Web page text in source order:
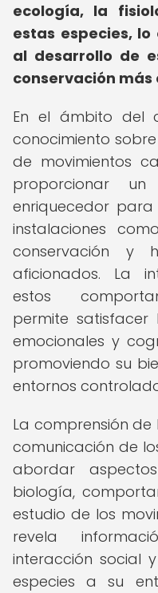
ecología, la
estas especies,
al desarrollo de
conservación más
En el ámbito del
conocimiento
de movimientos
proporcionar
enriquecedor
instalaciones
conservación y
aficionados. La
estos
permite satisfacer
emocionales y
promoviendo su
entornos
La comprensión
comunicación de
abordar
biología,
estudio de los
revela
interacción social
especies a su